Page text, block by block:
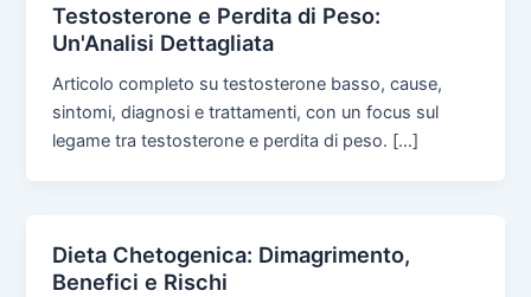
Testosterone e Perdita di Peso:
Un'Analisi Dettagliata
Articolo completo su testosterone basso, cause,
sintomi, diagnosi e trattamenti, con un focus sul
legame tra testosterone e perdita di peso. […]
Dieta Chetogenica: Dimagrimento,
Benefici e Rischi